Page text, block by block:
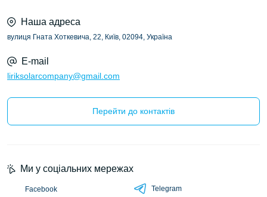
Наша адреса
вулиця Гната Хоткевича, 22, Київ, 02094, Україна
E-mail
liriksolarcompany@gmail.com
Перейти до контактів
Ми у соціальних мережах
Facebook
Telegram